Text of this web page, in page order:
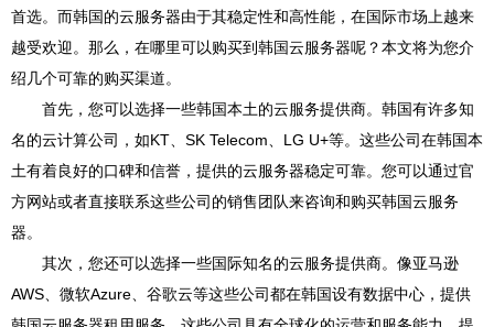
首选。而韩国的云服务器由于其稳定性和高性能，在国际市场上越来
越受欢迎。那么，在哪里可以购买到韩国云服务器呢？本文将为您介
绍几个可靠的购买渠道。
首先，您可以选择一些韩国本土的云服务提供商。韩国有许多知
名的云计算公司，如KT、SK Telecom、LG U+等。这些公司在韩国本
土有着良好的口碑和信誉，提供的云服务器稳定可靠。您可以通过官
方网站或者直接联系这些公司的销售团队来咨询和购买韩国云服务
器。
其次，您还可以选择一些国际知名的云服务提供商。像亚马逊
AWS、微软Azure、谷歌云等这些公司都在韩国设有数据中心，提供